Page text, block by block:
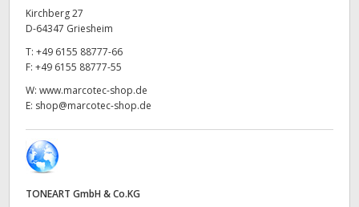
UAE
Ukraine
United Kingdom
United States
Kirchberg 27
D-64347 Griesheim
T: +49 6155 88777-66
F: +49 6155 88777-55
W: www.marcotec-shop.de
E: shop@marcotec-shop.de
TONEART GmbH & Co.KG